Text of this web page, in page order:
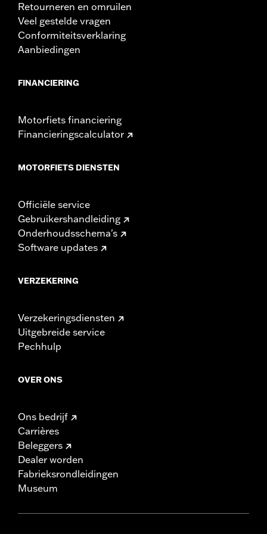
Retourneren en omruilen
Veel gestelde vragen
Conformiteitsverklaring
Aanbiedingen
FINANCIERING
Motorfiets financiering
Financieringscalculator
MOTORFIETS DIENSTEN
Officiële service
Gebruikershandleiding
Onderhoudsschema's
Software updates
VERZEKERING
Verzekeringsdiensten
Uitgebreide service
Pechhulp
OVER ONS
Ons bedrijf
Carrières
Beleggers
Dealer worden
Fabrieksrondleidingen
Museum